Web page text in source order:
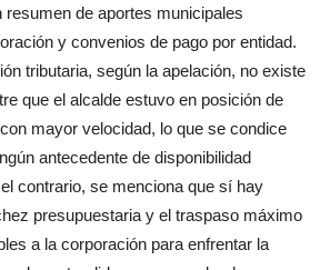
resumen de aportes municipales
y convenios de pago por entidad.
tributaria, según la apelación, no existe
que el alcalde estuvo en posición de
mayor velocidad, lo que se condice
antecedente de disponibilidad
contrario, se menciona que sí hay
presupuestaria y el traspaso máximo
a la corporación para enfrentar la